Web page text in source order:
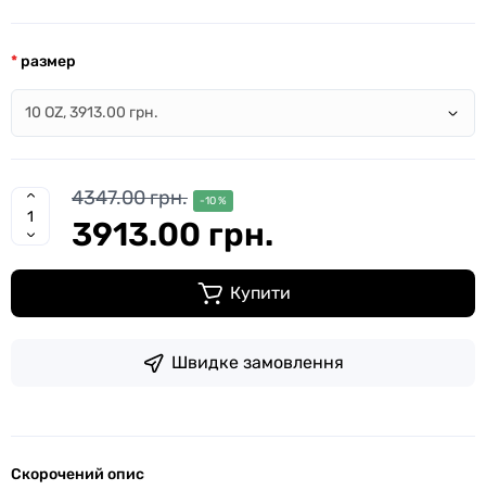
размер
4347.00 грн. -10 %
3913.00 грн.
Купити
Швидке замовлення
Скорочений опис